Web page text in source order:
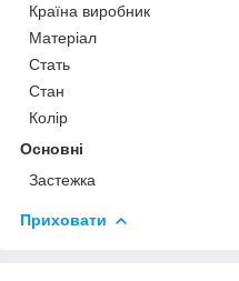
Країна виробник
Матеріал
Стать
Стан
Колір
Основні
Застежка
Приховати